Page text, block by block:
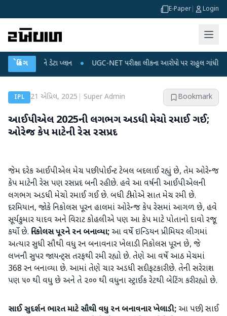
E-Paper Login
બ્રેકિંગ
અને ડેટા પ્લાન ● UGC-NET પરીક્ષા લીકના આરોપો પર રાહુલ ગાંધીએ કેન્દ્ર પર
IPL 21 એપ્રિલ, 2025 Super Admin Bookmark
આઈપીએલ 2025ની લગભગ અડધી મેચો રમાઈ ગઈ;
ઓરેન્જ કેપ માટેની રેસ રસપ્રદ
જેમ દરેક આઈપીએલ મેચ પછી પોઈન્ટ ટેબલ બદલાઈ રહ્યું છે, તેમ ઓરેન્જ
કેપ માટેની રેસ પણ રસપ્રદ બની રહી છે. હવે આ વર્ષની આઈપીએલની
લગભગ અડધી મેચો રમાઈ ગઈ છે. બધી ટીમોએ સાત મેચ રમી છે.
દરમિયાન, જોકે નિકોલસ પૂરન હાલમાં ઓરેન્જ કેપ રેસમાં આગળ છે, હવે
સૂર્યકુમાર યાદવ અને વિરાટ કોહલીએ પણ આ કેપ માટે પોતાનો દાવો રજૂ
કર્યો છે. નિકોલસ પૂરને રન બનાવ્યા; આ વર્ષે ઇન્ડિયન પ્રીમિયર લીગમાં
અત્યાર સુધી સૌથી વધુ રન બનાવનાર ખેલાડી નિકોલસ પૂરન છે, જે
લખનૌ સુપર જાયન્ટ્સ તરફથી રમી રહ્યો છે. તેણે આ વર્ષે આઠ મેચમાં
368 રન બનાવ્યા છે. આમાં તેણે ચાર અડધી સદી ફટકારી છે. તેની સરેરાશ
પણ ૫૦ થી વધુ છે અને તે ૨૦૦ થી વધુના સ્ટ્રાઈક રેટથી બેટિંગ કરી રહ્યો છે.
સાઈ સુદર્શન ભારત માટે સૌથી વધુ રન બનાવનાર ખેલાડી; આ પછી, સાઈ